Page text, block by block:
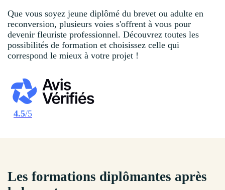
Que vous soyez jeune diplômé du brevet ou adulte en
reconversion, plusieurs voies s'offrent à vous pour
devenir fleuriste professionnel. Découvrez toutes les
possibilités de formation et choisissez celle qui
correspond le mieux à votre projet !
4.5/5
Les formations diplômantes après